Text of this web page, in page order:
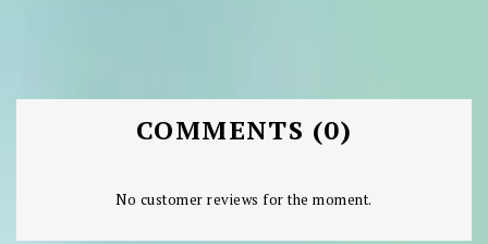
COMMENTS (0)
No customer reviews for the moment.